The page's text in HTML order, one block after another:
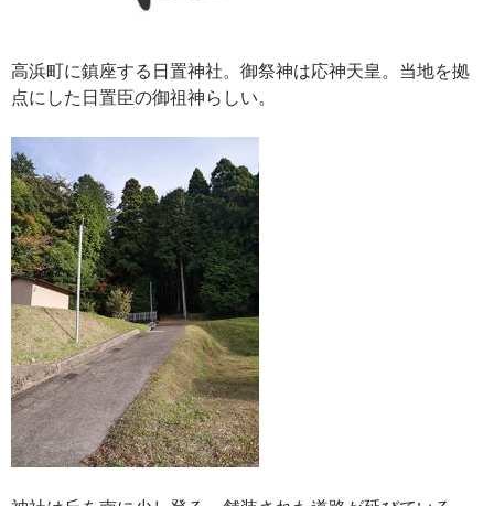
高浜町に鎮座する日置神社。御祭神は応神天皇。当地を拠
点にした日置臣の御祖神らしい。